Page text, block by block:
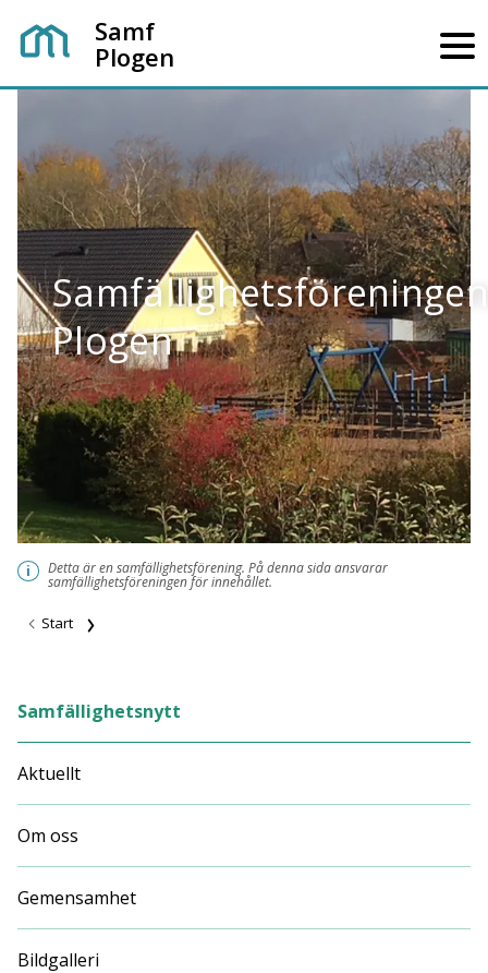
Samf
Plogen
Samfällighetsföreningen
Plogen
i Detta är en samfällighetsförening. På denna sida ansvarar
samfällighetsföreningen för innehållet.
Start
Samfällighetsnytt
Aktuellt
Om oss
Gemensamhet
Bildgalleri